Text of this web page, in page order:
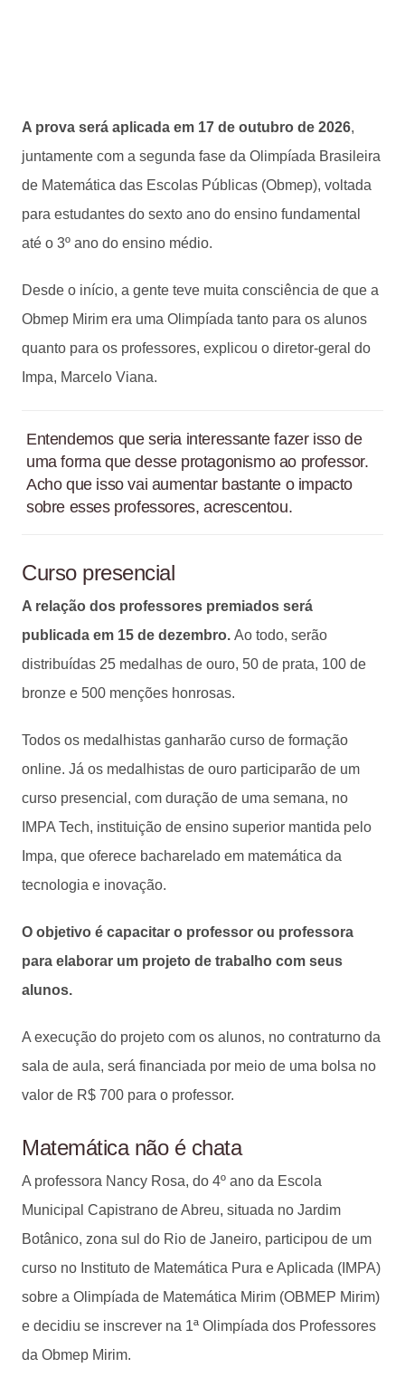
A prova será aplicada em 17 de outubro de 2026,
juntamente com a segunda fase da Olimpíada Brasileira
de Matemática das Escolas Públicas (Obmep), voltada
para estudantes do sexto ano do ensino fundamental
até o 3º ano do ensino médio.
Desde o início, a gente teve muita consciência de que a
Obmep Mirim era uma Olimpíada tanto para os alunos
quanto para os professores, explicou o diretor-geral do
Impa, Marcelo Viana.
Entendemos que seria interessante fazer isso de
uma forma que desse protagonismo ao professor.
Acho que isso vai aumentar bastante o impacto
sobre esses professores, acrescentou.
Curso presencial
A relação dos professores premiados será
publicada em 15 de dezembro. Ao todo, serão
distribuídas 25 medalhas de ouro, 50 de prata, 100 de
bronze e 500 menções honrosas.
Todos os medalhistas ganharão curso de formação
online. Já os medalhistas de ouro participarão de um
curso presencial, com duração de uma semana, no
IMPA Tech, instituição de ensino superior mantida pelo
Impa, que oferece bacharelado em matemática da
tecnologia e inovação.
O objetivo é capacitar o professor ou professora
para elaborar um projeto de trabalho com seus
alunos.
A execução do projeto com os alunos, no contraturno da
sala de aula, será financiada por meio de uma bolsa no
valor de R$ 700 para o professor.
Matemática não é chata
A professora Nancy Rosa, do 4º ano da Escola
Municipal Capistrano de Abreu, situada no Jardim
Botânico, zona sul do Rio de Janeiro, participou de um
curso no Instituto de Matemática Pura e Aplicada (IMPA)
sobre a Olimpíada de Matemática Mirim (OBMEP Mirim)
e decidiu se inscrever na 1ª Olimpíada dos Professores
da Obmep Mirim.